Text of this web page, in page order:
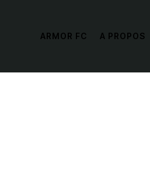
ARMOR FC A PROPOS